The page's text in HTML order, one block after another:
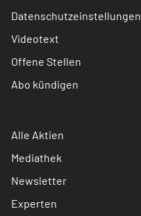
Datenschutzeinstellungen
Videotext
Offene Stellen
Abo kündigen
Alle Aktien
Mediathek
Newsletter
Experten